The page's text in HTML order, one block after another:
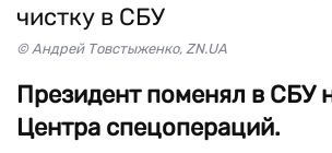
© Андрей Товстыженко, ZN.UA
Президент поменял в СБУ
Центра спецопераций.